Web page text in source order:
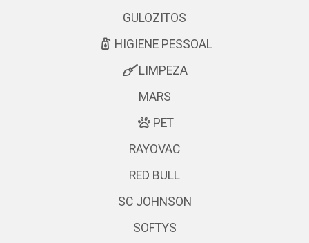
GULOZITOS
HIGIENE PESSOAL
LIMPEZA
MARS
PET
RAYOVAC
RED BULL
SC JOHNSON
SOFTYS